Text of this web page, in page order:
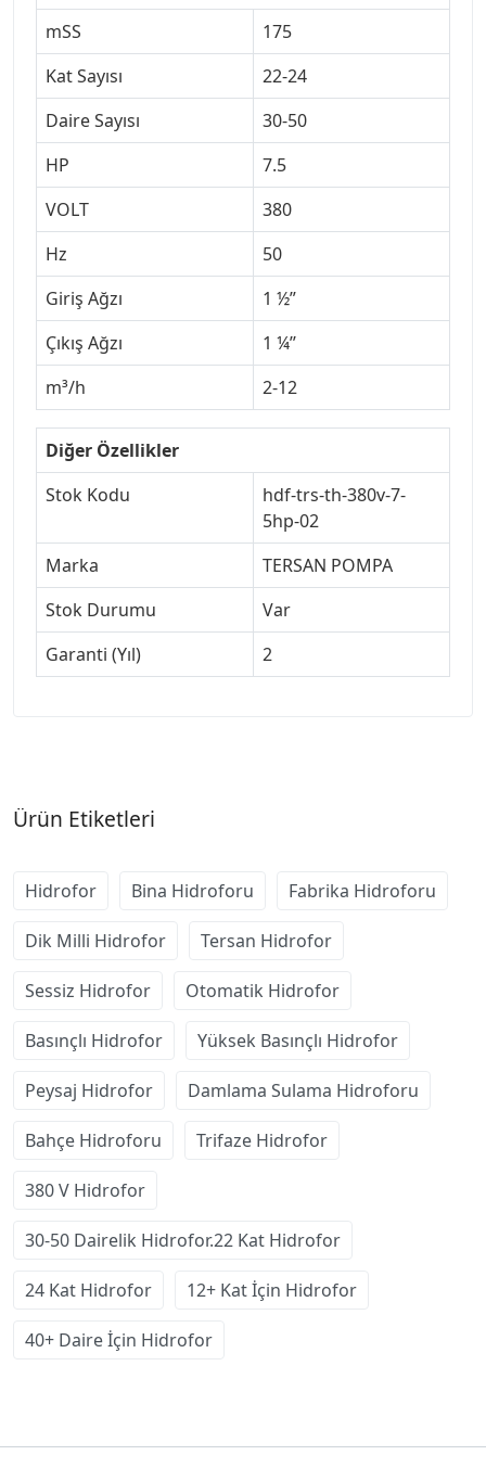
mSS
175
Kat Sayısı
22-24
Daire Sayısı
30-50
HP
7.5
VOLT
380
Hz
50
Giriş Ağzı
1 ½”
Çıkış Ağzı
1 ¼’’
m³/h
2-12
Diğer Özellikler
Stok Kodu
hdf-trs-th-380v-7-
5hp-02
Marka
TERSAN POMPA
Stok Durumu
Var
Garanti (Yıl)
2
Ürün Etiketleri
Hidrofor Bina Hidroforu Fabrika Hidroforu
Dik Milli Hidrofor Tersan Hidrofor
Sessiz Hidrofor Otomatik Hidrofor
Basınçlı Hidrofor Yüksek Basınçlı Hidrofor
Peysaj Hidrofor Damlama Sulama Hidroforu
Bahçe Hidroforu Trifaze Hidrofor
380 V Hidrofor
30-50 Dairelik Hidrofor.22 Kat Hidrofor
24 Kat Hidrofor 12+ Kat İçin Hidrofor
40+ Daire İçin Hidrofor